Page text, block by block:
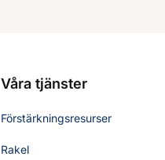
Våra tjänster
Förstärkningsresurser
Rakel